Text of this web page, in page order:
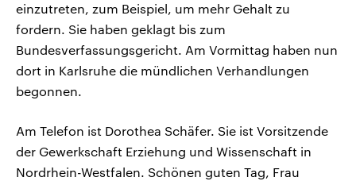
einzutreten, zum Beispiel, um mehr Gehalt zu
fordern. Sie haben geklagt bis zum
Bundesverfassungsgericht. Am Vormittag haben nun
dort in Karlsruhe die mündlichen Verhandlungen
begonnen.
Am Telefon ist Dorothea Schäfer. Sie ist Vorsitzende
der Gewerkschaft Erziehung und Wissenschaft in
Nordrhein-Westfalen. Schönen guten Tag, Frau